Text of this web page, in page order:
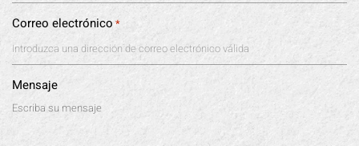
Correo electrónico*
Mensaje